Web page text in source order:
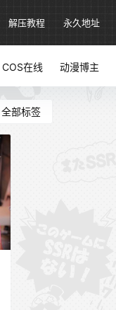
解压教程 永久地址
COS在线 动漫博主
全部标签